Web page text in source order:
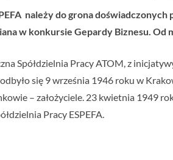
należy do grona
w konkursie Gepardy Biznesu. Od
Spółdzielnia Pracy ATOM, z
się 9 września 1946 roku w
– założyciele. 23 kwietnia 1949
Pracy ESPEFA.